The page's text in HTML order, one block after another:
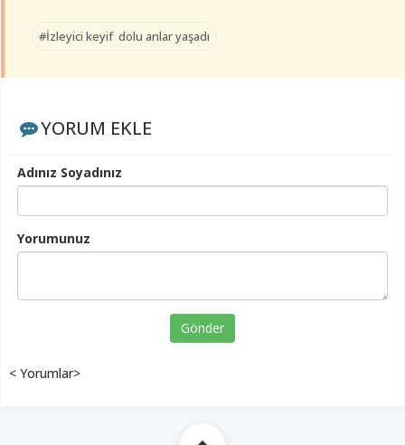
#İzleyici keyif dolu anlar yaşadı
YORUM EKLE
Adınız Soyadınız
Yorumunuz
Gönder
< Yorumlar>